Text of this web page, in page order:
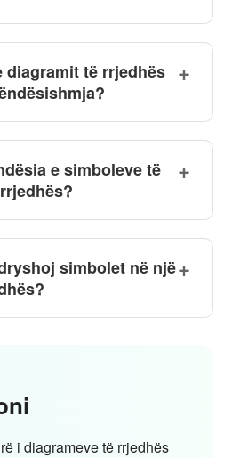
diagramit të rrjedhës
e simboleve të
simbolet në një
i diagrameve të rrjedhës